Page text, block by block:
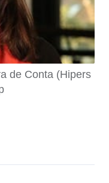
de Conta (Hipers